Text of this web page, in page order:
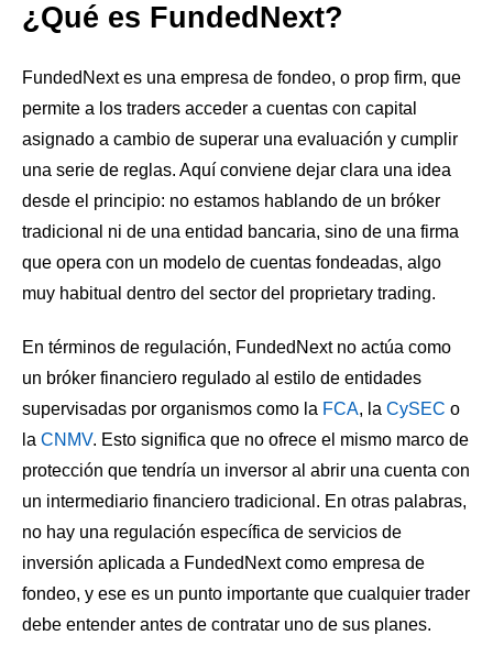
¿Qué es FundedNext?
FundedNext es una empresa de fondeo, o prop firm, que
permite a los traders acceder a cuentas con capital
asignado a cambio de superar una evaluación y cumplir
una serie de reglas. Aquí conviene dejar clara una idea
desde el principio: no estamos hablando de un bróker
tradicional ni de una entidad bancaria, sino de una firma
que opera con un modelo de cuentas fondeadas, algo
muy habitual dentro del sector del proprietary trading.
En términos de regulación, FundedNext no actúa como
un bróker financiero regulado al estilo de entidades
supervisadas por organismos como la FCA, la CySEC o
la CNMV. Esto significa que no ofrece el mismo marco de
protección que tendría un inversor al abrir una cuenta con
un intermediario financiero tradicional. En otras palabras,
no hay una regulación específica de servicios de
inversión aplicada a FundedNext como empresa de
fondeo, y ese es un punto importante que cualquier trader
debe entender antes de contratar uno de sus planes.